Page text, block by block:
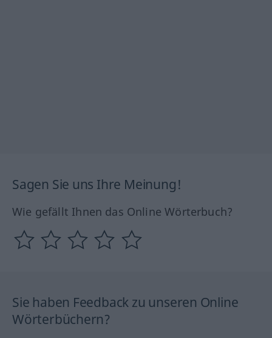
Sagen Sie uns Ihre Meinung!
Wie gefällt Ihnen das Online Wörterbuch?
Sie haben Feedback zu unseren Online
Wörterbüchern?